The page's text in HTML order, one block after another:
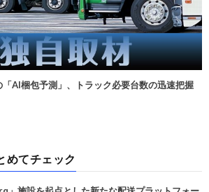
「AI梱包予測」、トラック必要台数の迅速把握
めてチェック